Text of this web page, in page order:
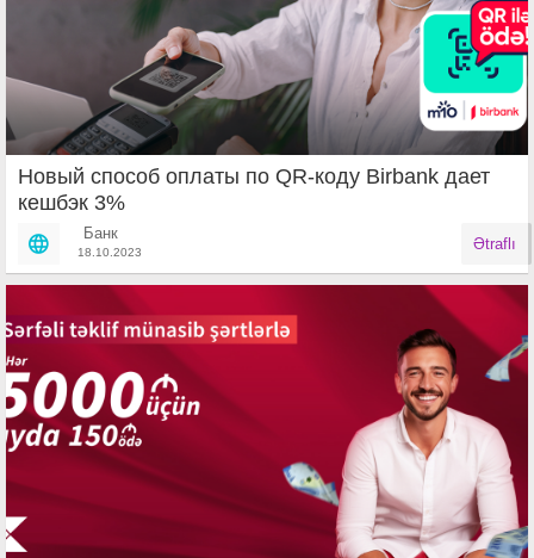
Новый способ оплаты по QR-коду Birbank дает
кешбэк 3%
Банк
18.10.2023 Ətraflı